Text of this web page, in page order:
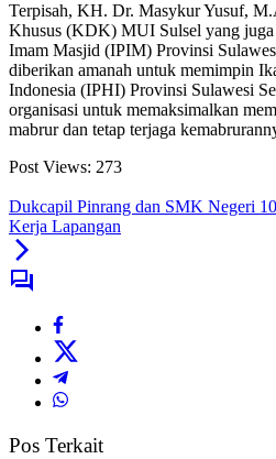
Terpisah, KH. Dr. Masykur Yusuf,
Khusus (KDK) MUI Sulsel yang juga
Imam Masjid (IPIM) Provinsi
diberikan amanah untuk memimpin
Indonesia (IPHI) Provinsi Sulawesi
organisasi untuk memaksimalkan
mabrur dan tetap terjaga
Post Views: 273
Dukcapil Pinrang dan SMK Negeri
Kerja Lapangan
Pos Terkait